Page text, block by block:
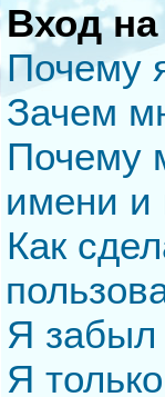
Вход
Почему
Зачем
Почему
имени и
Как
Я забыл
Я